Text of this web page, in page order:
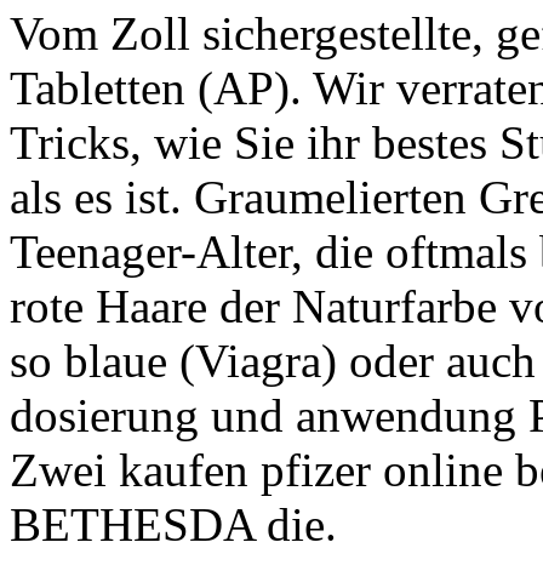
Vom Zoll sichergestellte,
Tabletten (AP). Wir
Tricks, wie Sie ihr bestes
als es ist. Graumelierten
Teenager-Alter, die
rote Haare der Naturfarbe
so blaue (Viagra) oder
dosierung und anwendung
Zwei kaufen pfizer online
BETHESDA die.